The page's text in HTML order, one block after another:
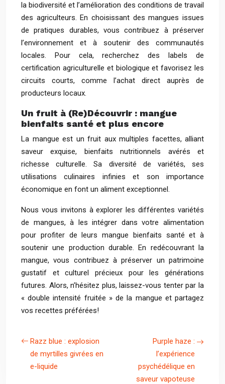
la biodiversité et l’amélioration des conditions de travail
des agriculteurs. En choisissant des mangues issues
de pratiques durables, vous contribuez à préserver
l’environnement et à soutenir des communautés
locales. Pour cela, recherchez des labels de
certification agriculturelle et biologique et favorisez les
circuits courts, comme l’achat direct auprès de
producteurs locaux.
Un fruit à (Re)Découvrir : mangue
bienfaits santé et plus encore
La mangue est un fruit aux multiples facettes, alliant
saveur exquise, bienfaits nutritionnels avérés et
richesse culturelle. Sa diversité de variétés, ses
utilisations culinaires infinies et son importance
économique en font un aliment exceptionnel.
Nous vous invitons à explorer les différentes variétés
de mangues, à les intégrer dans votre alimentation
pour profiter de leurs mangue bienfaits santé et à
soutenir une production durable. En redécouvrant la
mangue, vous contribuez à préserver un patrimoine
gustatif et culturel précieux pour les générations
futures. Alors, n’hésitez plus, laissez-vous tenter par la
« double intensité fruitée » de la mangue et partagez
vos recettes préférées!
Razz blue : explosion
de myrtilles givrées en
e-liquide
Purple haze :
l’expérience
psychédélique en
saveur vapoteuse